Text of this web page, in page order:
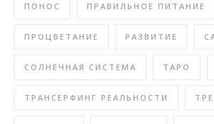
ПОНОС ПРАВИЛЬНОЕ ПИТАНИЕ
ПРОЦВЕТАНИЕ РАЗВИТИЕ
СОЛНЕЧНАЯ СИСТЕМА ТАРО
ТРАНСЕРФИНГ РЕАЛЬНОСТИ